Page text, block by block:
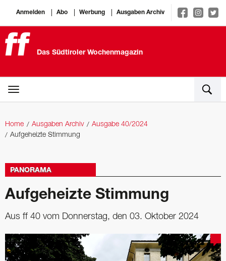
Anmelden Abo Werbung Ausgaben Archiv
Das Südtiroler Wochenmagazin
Home Ausgaben Archiv
Ausgabe 40/2024
Aufgeheizte Stimmung
PANORAMA
Aufgeheizte Stimmung
Aus ff 40 vom Donnerstag, den 03. Oktober 2024